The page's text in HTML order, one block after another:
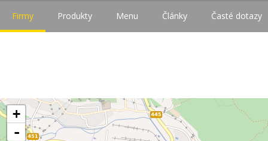
Firmy Produkty Menu Články Časté dotazy
+
-